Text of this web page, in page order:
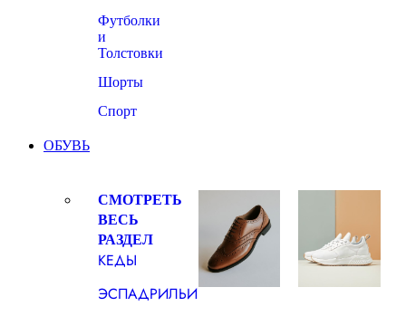
Футболки
и
Толстовки
Шорты
Спорт
ОБУВЬ
СМОТРЕТЬ
ВЕСЬ
РАЗДЕЛ
КЕДЫ
ЭСПАДРИЛЬИ